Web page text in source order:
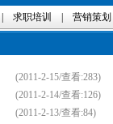
求职培训 营销策划
(2011-2-15/查看:283)
(2011-2-14/查看:126)
(2011-2-13/查看:84)